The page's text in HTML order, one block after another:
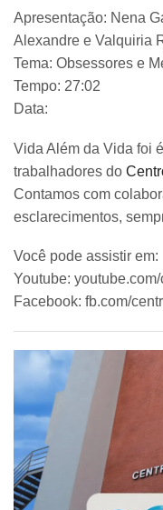
Apresentação: Nena
Alexandre e Valquiria
Tema: Obsessores e
Tempo: 27:02
Data:
Vida Além da Vida foi
trabalhadores do
Contamos com
esclarecimentos,
Você pode assistir em:
Youtube:
Facebook: fb.com/